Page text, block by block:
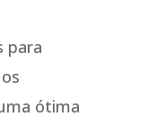
para
ótima